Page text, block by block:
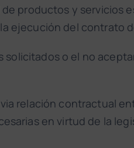
productos y servicios
ejecución del contrato
solicitados o el no
relación contractual
en virtud de la